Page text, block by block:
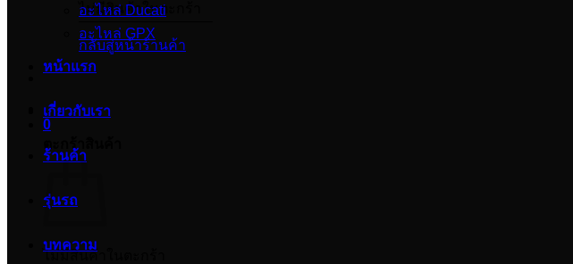
ไม่มีสินค้าในตะกร้า
กลับสู่หน้าร้านค้า
0
ตะกร้าสินค้า
ไม่มีสินค้าในตะกร้า
อะไหล่ Ducati
อะไหล่ GPX
หน้าแรก
เกี่ยวกับเรา
ร้านค้า
รุ่นรถ
บทความ